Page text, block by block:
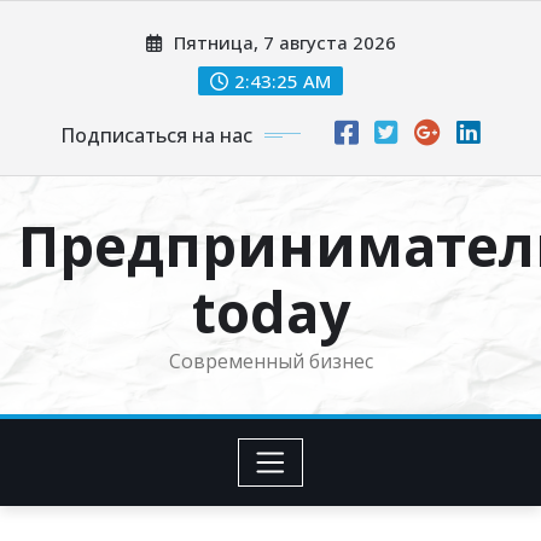
Пятница, 7 августа 2026
2:43:26 AM
Подписаться на нас
today
Современный бизнес